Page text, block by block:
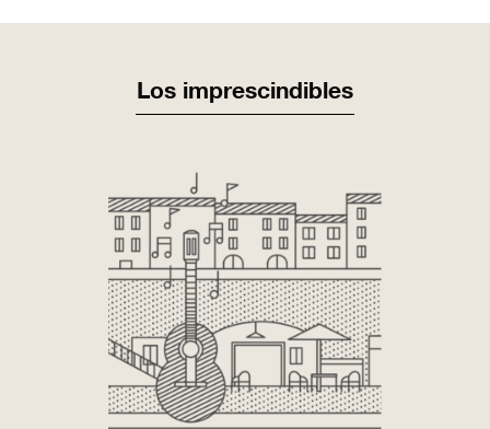
Los imprescindibles